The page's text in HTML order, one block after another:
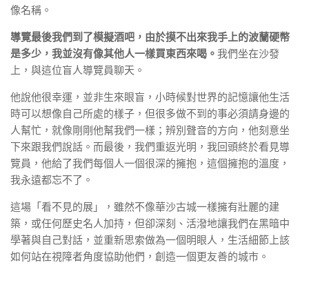
像名稱。
導覽最後我們到了模擬酒吧，由於摸不出來我手上的波蘭硬幣
是多少，我並沒有像其他人一樣買東西來喝。 我們坐在沙發
上，與這位盲人導覽員聊天。
他說他很幸運，並非生來眼盲，小時候對世界的記憶讓他生活
時可以想像自己所處的樣子，但很多做不到的事必須請身邊的
人幫忙，就像剛剛他幫我們一樣；辨別聲音的方向，他刻意坐
下來跟我們說話。而最後，我們重返光明，我回頭終於看見導
覽員，他給了我們每個人一個很深的擁抱，這個擁抱的溫度，
我永遠都忘不了。
這場「看不見的展」，雖然不像華沙古城一樣擁有壯麗的建
築，或任何歷史名人加持，但卻深刻、活潑地讓我們在黑暗中
學著與自己對話，並重新思索做為一個明眼人，生活細節上該
如何站在視障者角度協助他們，創造一個更友善的城市。